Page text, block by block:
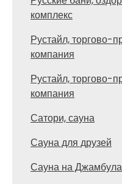
комплекс
Рустайл, торгово-
компания
Рустайл, торгово-
компания
Сатори, сауна
Сауна для друзей
Сауна на Джамбула